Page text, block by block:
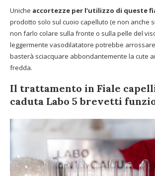
Uniche accortezze per l’utilizzo di queste
prodotto solo sul cuoio capelluto (e non anche
non farlo colare sulla fronte o sulla pelle del
leggermente vasodilatatore potrebbe
basterà sciacquare abbondantemente la cute
fredda.
Il trattamento in Fiale
caduta Labo 5 brevetti